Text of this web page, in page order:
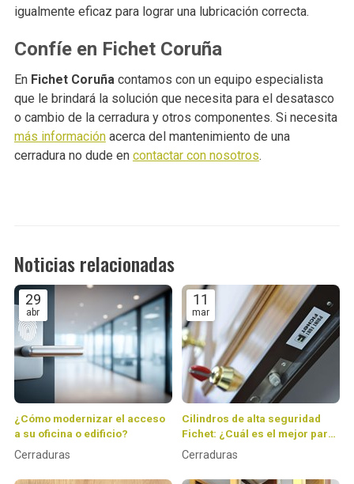
igualmente eficaz para lograr una lubricación correcta.
Confíe en Fichet Coruña
En Fichet Coruñacontamos con un equipo especialista
que le brindará la solución que necesita para el desatasco
o cambio de la cerradura y otros componentes. Si necesita
más informaciónacerca del mantenimiento de una
cerradura no dude en contactar con nosotros.
Noticias relacionadas
29
abr
¿Cómo modernizar el acceso
a su oficina o edificio?
Cerraduras
11
mar
Cilindros de alta seguridad
Fichet: ¿Cuál es el mejor para
tu puerta y por qué?
Cerraduras